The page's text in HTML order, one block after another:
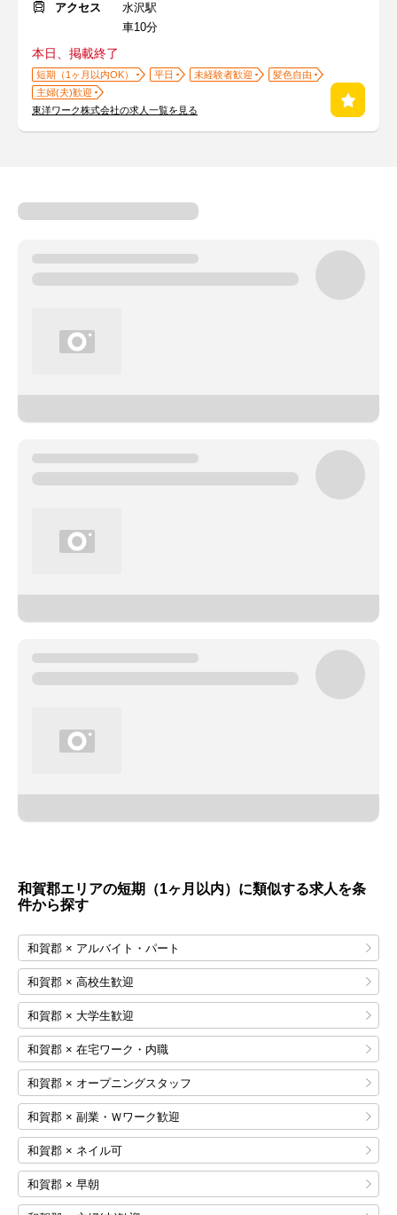
アクセス
水沢駅
車10分
本日、掲載終了
短期（1ヶ月以内OK） 平日 未経験者歓迎
髪色自由
主婦(夫)歓迎
東洋ワーク株式会社の求人一覧を見る
和賀郡エリアの短期（1ヶ月以内）に類似する求人を条
件から探す
和賀郡 × アルバイト・パート
和賀郡 × 高校生歓迎
和賀郡 × 大学生歓迎
和賀郡 × 在宅ワーク・内職
和賀郡 × オープニングスタッフ
和賀郡 × 副業・Ｗワーク歓迎
和賀郡 × ネイル可
和賀郡 × 早朝